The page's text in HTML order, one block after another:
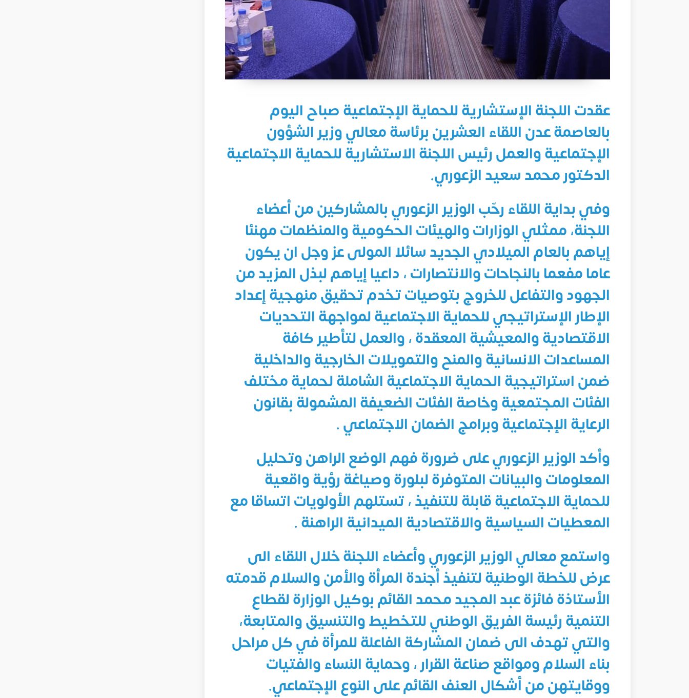
عقدت اللجنة الإستشارية للحماية الإجتماعية صباح اليوم
بالعاصمة عدن اللقاء العشرين برئاسة معالي وزير الشؤون
الإجتماعية والعمل رئيس اللجنة الاستشارية للحماية الاجتماعية
الدكتور محمد سعيد الزعوري.
وفي بداية اللقاء رحّب الوزير الزعوري بالمشاركين من أعضاء
اللجنة، ممثلي الوزارات والهيئات الحكومية والمنظمات مهنئا
إياهم بالعام الميلادي الجديد سائلا المولى عز وجل ان يكون
عاما مفعما بالنجاحات والانتصارات ، داعيا إياهم لبذل المزيد من
الجهود والتفاعل للخروج بتوصيات تخدم تحقيق منهجية إعداد
الإطار الإستراتيجي للحماية الاجتماعية لمواجهة التحديات
الاقتصادية والمعيشية المعقدة ، والعمل لتأطير كافة
المساعدات الانسانية والمنح والتمويلات الخارجية والداخلية
ضمن استراتيجية الحماية الاجتماعية الشاملة لحماية مختلف
الفئات المجتمعية وخاصة الفئات الضعيفة المشمولة بقانون
الرعاية الإجتماعية وبرامج الضمان الاجتماعي .
وأكد الوزير الزعوري على ضرورة فهم الوضع الراهن وتحليل
المعلومات والبيانات المتوفرة لبلورة وصياغة رؤية واقعية
للحماية الاجتماعية قابلة للتنفيذ ، تستلهم الأولويات اتساقا مع
المعطيات السياسية والاقتصادية الميدانية الراهنة .
واستمع معالي الوزير الزعوري وأعضاء اللجنة خلال اللقاء الى
عرض للخطة الوطنية لتنفيذ أجندة المرأة والأمن والسلام قدمته
الأستاذة فائزة عبد المجيد محمد القائم بوكيل الوزارة لقطاع
التنمية رئيسة الفريق الوطني للتخطيط والتنسيق والمتابعة،
والتي تهدف الى ضمان المشاركة الفاعلة للمرأة في كل مراحل
بناء السلام ومواقع صناعة القرار ، وحماية النساء والفتيات
ووقايتهن من أشكال العنف القائم على النوع الإجتماعي.